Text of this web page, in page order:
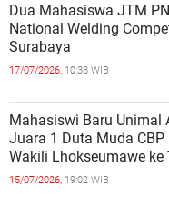
Dua Mahasiswa JTM
National Welding
Surabaya
17/07/2026, 10:38 WIB
Mahasiswi Baru Unimal
Juara 1 Duta Muda
Wakili Lhokseumawe
15/07/2026, 19:02 WIB